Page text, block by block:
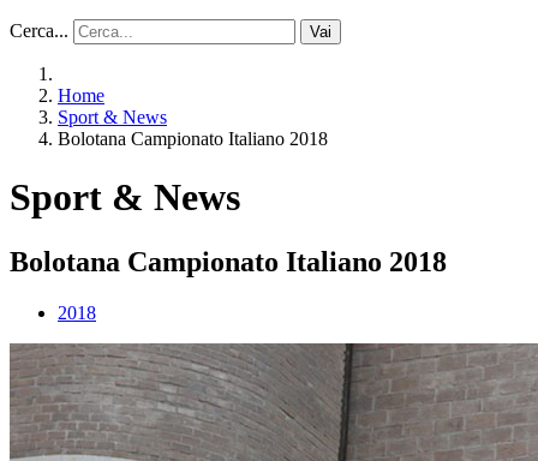
Cerca... Vai
Home
Sport & News
Bolotana Campionato Italiano 2018
Sport & News
Bolotana Campionato Italiano 2018
2018